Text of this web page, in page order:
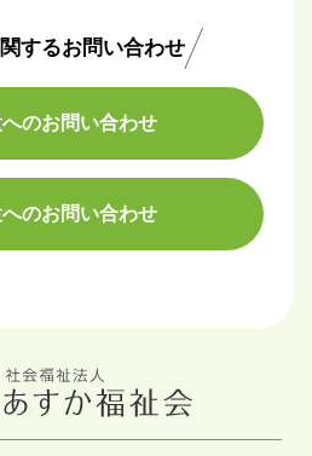
するお問い合わせ
のお問い合わせ
のお問い合わせ